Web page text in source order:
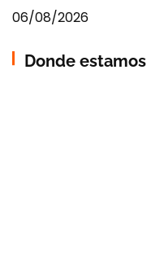
06/08/2026
Donde estamos